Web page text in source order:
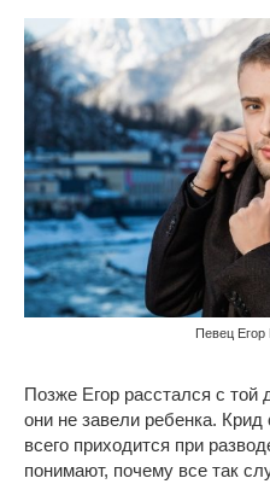
Певец Егор
Позже Егор расстался с
они не завели ребенка. Крид
всего приходится при
понимают, почему все так